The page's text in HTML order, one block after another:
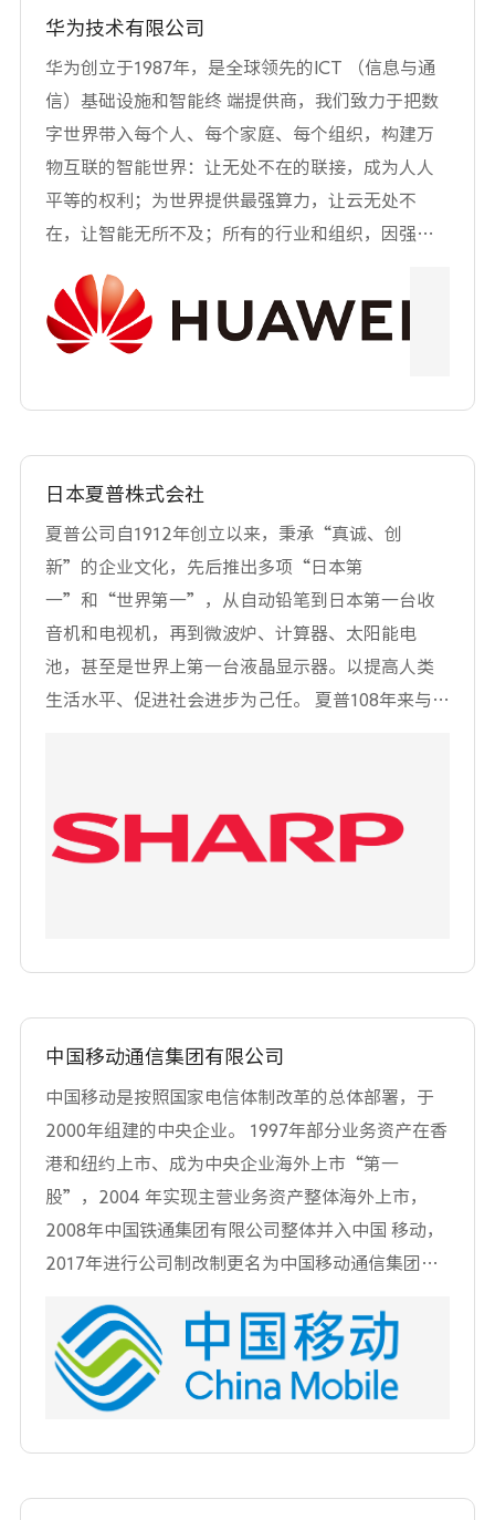
日，中央广播电视总台开播了我国第一个4K超高清
频道CCTV-4K,目前日播出节目18小时，覆盖全国27
省、直辖市，对推动我国超高清产业的发展做出巨
大贡献。
华为技术有限公司
华为创立于1987年，是全球领先的ICT （信息与通
信）基础设施和智能终 端提供商，我们致力于把数
字世界带入每个人、每个家庭、每个组织，构建万
物互联的智能世界：让无处不在的联接，成为人人
平等的权利；为世界提供最强算力，让云无处不
在，让智能无所不及；所有的行业和组织，因强大
重新定义体验，让消费者在家居、办公、出行等全
场景获得极致的个性化体验。目前华为约有19.4万
日本夏普株式会社
夏普公司自1912年创立以来，秉承“真诚、创
新”的企业文化，先后推出多项“日本第
一”和“世界第一”，从自动铅笔到日本第一台收
音机和电视机，再到微波炉、计算器、太阳能电
池，甚至是世界上第一台液晶显示器。以提高人类
生活水平、促进社会进步为己任。 夏普108年来与时
8K技术领先全球，构建了集拍摄、剪辑、传输、存
储、展示于一体的全方位生态链。为顺应时代需
纪产业。 期待夏普的下一个世纪，为人类的智能生
活带来更多惊喜。
中国移动通信集团有限公司
中国移动是按照国家电信体制改革的总体部署，于
2000年组建的中央企业。 1997年部分业务资产在香
港和纽约上市、成为中央企业海外上市“第一
股”，2004 年实现主营业务资产整体海外上市，
2008年中国铁通集团有限公司整体并入中国 移动，
2017年进行公司制改制更名为中国移动通信集团有
香港和纽约作为红筹股公司上市、并在国内31个省
（自 治区、直辖市）和香港设有全资子公司。适应
产业发展变革趋势和业务发展需求， 中国移动及时
央、国务院的正确领导下，在 国资委等上级部门的